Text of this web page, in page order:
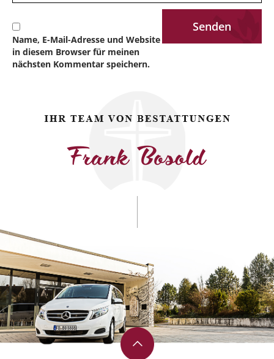
Name, E-Mail-Adresse und Website
in diesem Browser für meinen
nächsten Kommentar speichern.